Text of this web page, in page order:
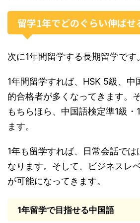
留学1年でどのぐらい伸ばせ
次に1年間留学する長期留学です。
1年間留学すれば、HSK 5級、中
的合格者が多くなってきます。
もちらほら、中国語検定準1級・
ます。
1年も留学すれば、日常会話では
なります。そして、ビジネスレ
が可能になってきます。
1年留学で目指せる中国語